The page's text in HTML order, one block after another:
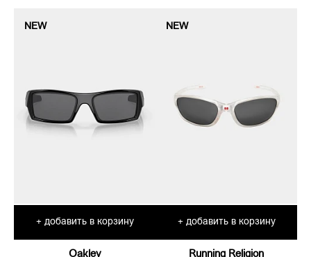
NEW
+ добавить в корзину
Oakley
NEW
+ добавить в корзину
Running Religion